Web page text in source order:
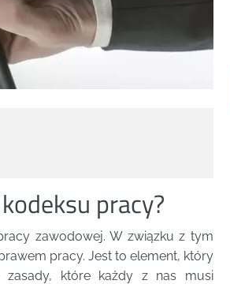
pracy?
zawodowej. W związku z tym
pracy. Jest to element, który
zasady, które każdy z nas musi